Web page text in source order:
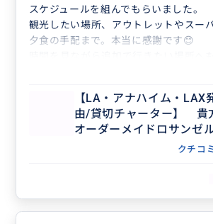
スケジュールを組んでもらいました。
観光したい場所、アウトレットやスー
夕食の手配まで。本当に感謝です😊
いただいてルートも変更してくれる事
スケジュール以外にもアメリカの流行
だけのお店や年代に合わせたショッピ
がとても有意義であっという間に終わ
またロサンゼルスに行く時には、また
す🙏
【LA・アナハイム・LAX
由/貸切チャーター】 貴
オーダーメイドロサンゼ
クチコ